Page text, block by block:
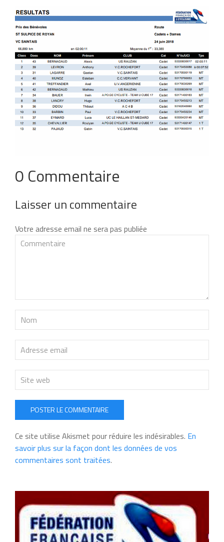
0 Commentaire
Laisser un commentaire
Votre adresse email ne sera pas publiée
POSTER LE COMMENTAIRE
Ce site utilise Akismet pour réduire les indésirables. En
savoir plus sur la façon dont les données de vos
commentaires sont traitées.